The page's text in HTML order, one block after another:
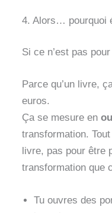
4. Alors… pourquoi
Si ce n’est pas pour
Parce qu’un livre,
euros.
Ça se mesure en
transformation.
livre, pas pour être
transformation que
Tu ouvres des